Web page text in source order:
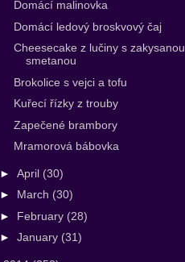
Domácí malinovka
Domácí ledový broskvový čaj
Cheesecake z lučiny s zakysanou
smetanou
Brokolice s vejci a tofu
Kuřecí řízky z trouby
Zapečené brambory
Mramorová bábovka
► April (30)
► March (30)
► February (28)
► January (31)